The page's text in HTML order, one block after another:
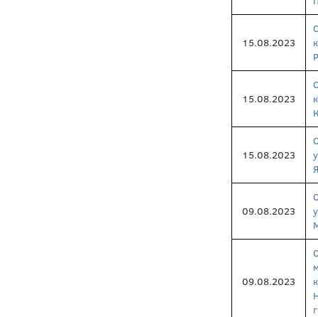
15.08.2023
15.08.2023
15.08.2023
09.08.2023
09.08.2023